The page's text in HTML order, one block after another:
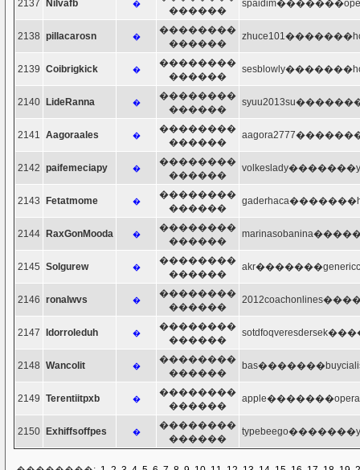
2137 Nilvafb �
������
2138 pillacarosn �
��������
������
2139 Coibrigkick �
��������
������
2140 LideRanna �
��������
������
2141 Aagoraales �
��������
������
2142 paifemeciapy �
��������
������
2143 Fetatmome �
��������
������
2144 RaxGonMooda �
��������
������
2145 Solgurew �
��������
������
2146 ronalwvs �
��������
������
2147 Idorroleduh �
��������
������
2148 Wancolit �
��������
������
2149 Terentiitpxb �
��������
������
2150 Exhiffsoffpes �
��������
������